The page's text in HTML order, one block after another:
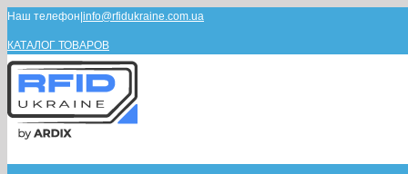
Наш телефон info@rfidukraine.com.ua
КАТАЛОГ ТОВАРОВ